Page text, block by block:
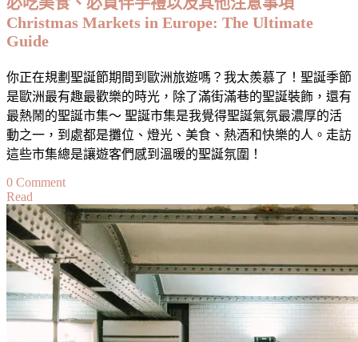
超
Gems:
8
Amazing
Less-
Visited
Countries
in
Christmas Markets in Europe: The Ultimate
Guide
你正在規劃聖誕節期間到歐洲旅遊嗎？我太羨慕了！聖誕季節
是歐洲最有趣最歡樂的時光，除了滿街滿巷的聖誕裝飾，還有
最熱鬧的聖誕市集～ 聖誕市集是我覺得聖誕氣氛最濃厚的活
動之一，到處都是攤位、燈光、美食、熱酒和快樂的人。走訪
這些市集總是讓遊客們感到溫暖的聖誕氛圍！
0 Commenton
洲
聖
誕
市
集
攻
略：
Read